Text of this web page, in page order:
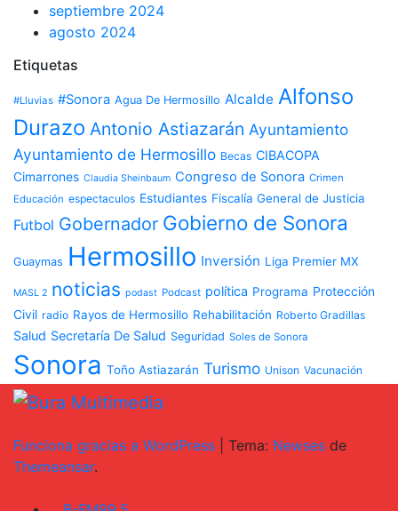
septiembre 2024
agosto 2024
Etiquetas
#Lluvias #Sonora Agua De Hermosillo Alcalde Alfonso
Durazo Antonio Astiazarán Ayuntamiento
Ayuntamiento de Hermosillo Becas CIBACOPA
Cimarrones Claudia Sheinbaum Congreso de Sonora Crimen
Educación espectaculos Estudiantes Fiscalía General de Justicia
Futbol Gobernador Gobierno de Sonora
Guaymas Hermosillo Inversión Liga Premier MX
MASL 2 noticias podast Podcast política Programa Protección
Civil radio Rayos de Hermosillo Rehabilitación Roberto Gradillas
Salud Secretaría De Salud Seguridad Soles de Sonora
Sonora Toño Astiazarán Turismo Unison Vacunación
Funciona gracias a WordPress Tema: Newses de
Themeansar.